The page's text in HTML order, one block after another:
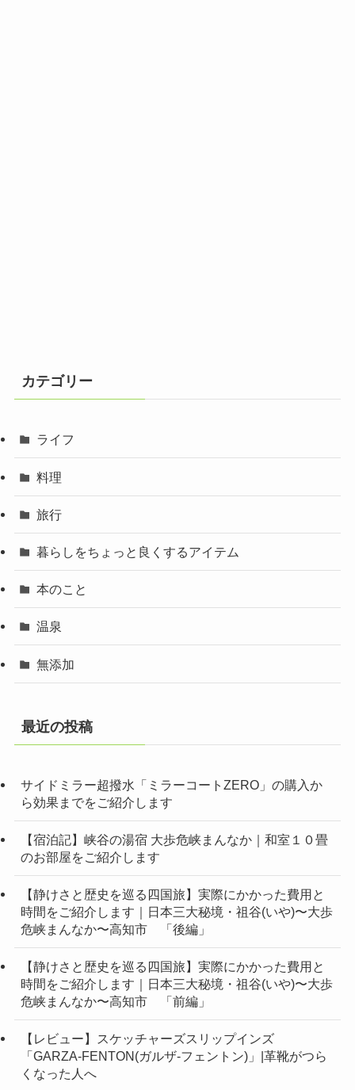
カテゴリー
ライフ
料理
旅行
暮らしをちょっと良くするアイテム
本のこと
温泉
無添加
最近の投稿
サイドミラー超撥水「ミラーコートZERO」の購入か
ら効果までをご紹介します
【宿泊記】峡谷の湯宿 大歩危峡まんなか｜和室１０畳
のお部屋をご紹介します
【静けさと歴史を巡る四国旅】実際にかかった費用と
時間をご紹介します｜日本三大秘境・祖谷(いや)〜大歩
危峡まんなか〜高知市 「後編」
【静けさと歴史を巡る四国旅】実際にかかった費用と
時間をご紹介します｜日本三大秘境・祖谷(いや)〜大歩
危峡まんなか〜高知市 「前編」
【レビュー】スケッチャーズスリップインズ
「GARZA-FENTON(ガルザ-フェントン)」|革靴がつら
くなった人へ